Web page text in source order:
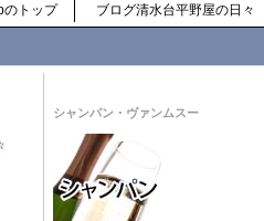
のトップ ブログ清水台平野屋の日々
シャンパン・ヴァンムスー